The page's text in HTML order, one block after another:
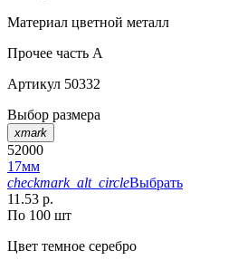
Материал цветной металл
Прочее часть A
Артикул 50332
Выбор размера
xmark
52000
17мм
checkmark_alt_circleВыбрать
11.53 р.
По 100 шт
Цвет темное серебро